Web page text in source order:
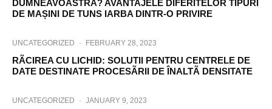
DUMNEAVOASTRĂ? AVANTAJELE DIFERITELOR TIPURI
DE MAȘINI DE TUNS IARBA DINTR-O PRIVIRE
UNCATEGORIZED · FEBRUARY 28, 2023
RÃCIREA CU LICHID: SOLUTII PENTRU CENTRELE DE
DATE DESTINATE PROCESÃRII DE ÎNALTÃ DENSITATE
UNCATEGORIZED · JANUARY 9, 2023